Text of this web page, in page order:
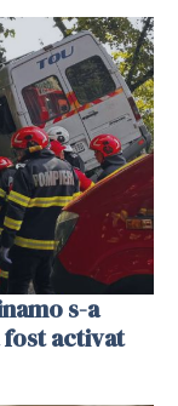
s-a
fost activat